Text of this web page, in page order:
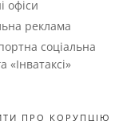
офіси
реклама
соціальна
«Інватаксі»
ПРО КОРУПЦІЮ